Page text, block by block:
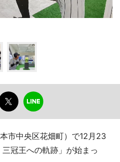
市中央区花畑町）で12月23
冠王への軌跡」が始まっ